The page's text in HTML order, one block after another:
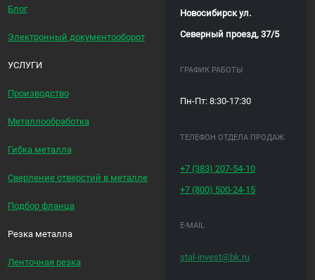
Блог
Электронный документооборот
УСЛУГИ
Производство
Металлообработка
Гибка металла
Сверление отверстий в металле
Подбор фланца
Резка металла
Ленточная резка
Новосибирск ул.
Северный проезд, 37/5
ГРАФИК РАБОТЫ
Пн-Пт: 8:30-17:30
ТЕЛЕФОН ОТДЕЛА ПРОДАЖ
+7 (383)207-54-10
+7 (800) 500-24-15
E-MAIL
stal-invest@bk.ru